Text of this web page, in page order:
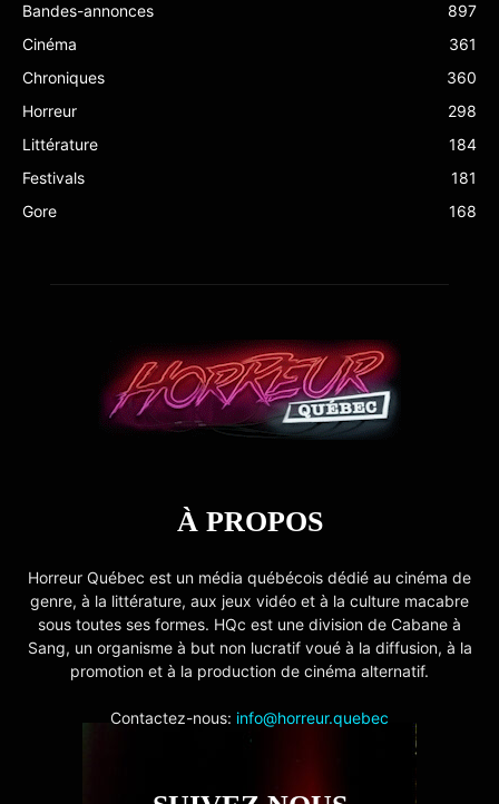
Bandes-annonces
897
Cinéma
361
Chroniques
360
Horreur
298
Littérature
184
Festivals
181
Gore
168
À PROPOS
Horreur Québec est un média québécois dédié au cinéma de
genre, à la littérature, aux jeux vidéo et à la culture macabre
sous toutes ses formes. HQc est une division de Cabane à
Sang, un organisme à but non lucratif voué à la diffusion, à la
promotion et à la production de cinéma alternatif.
Contactez-nous: info@horreur.quebec